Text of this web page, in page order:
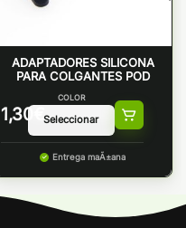
ADAPTADORES SILICONA
PARA COLGANTES POD
1,30 €
COLOR
Entrega maÃ±ana